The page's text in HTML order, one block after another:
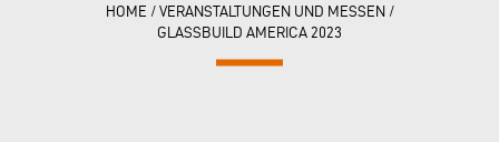
HOME / VERANSTALTUNGEN UND MESSEN/
GLASSBUILD AMERICA 2023